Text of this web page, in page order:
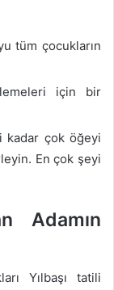
tüm çocukların
için bir
kadar çok öğeyi
En çok şeyi
Adamın
Yılbaşı tatili